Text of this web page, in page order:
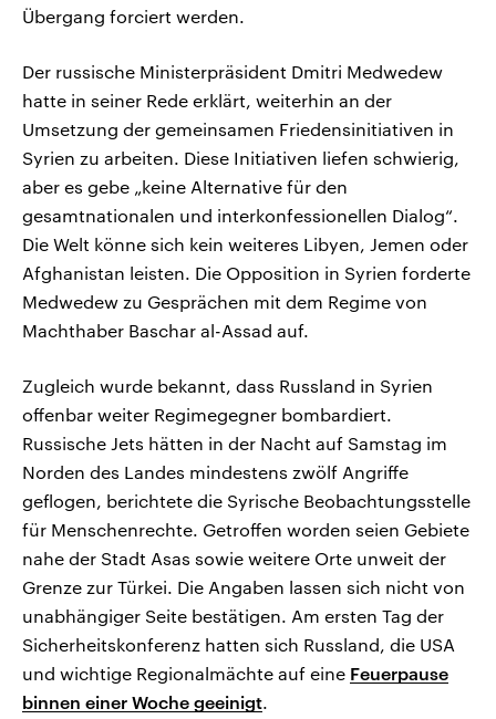
Übergang forciert werden.
Der russische Ministerpräsident Dmitri Medwedew
hatte in seiner Rede erklärt, weiterhin an der
Umsetzung der gemeinsamen Friedensinitiativen in
Syrien zu arbeiten. Diese Initiativen liefen schwierig,
aber es gebe „keine Alternative für den
gesamtnationalen und interkonfessionellen Dialog“.
Die Welt könne sich kein weiteres Libyen, Jemen oder
Afghanistan leisten. Die Opposition in Syrien forderte
Medwedew zu Gesprächen mit dem Regime von
Machthaber Baschar al-Assad auf.
Zugleich wurde bekannt, dass Russland in Syrien
offenbar weiter Regimegegner bombardiert.
Russische Jets hätten in der Nacht auf Samstag im
Norden des Landes mindestens zwölf Angriffe
geflogen, berichtete die Syrische Beobachtungsstelle
für Menschenrechte. Getroffen worden seien Gebiete
nahe der Stadt Asas sowie weitere Orte unweit der
Grenze zur Türkei. Die Angaben lassen sich nicht von
unabhängiger Seite bestätigen. Am ersten Tag der
Sicherheitskonferenz hatten sich Russland, die USA
und wichtige Regionalmächte auf eine Feuerpause
binnen einer Woche geeinigt.